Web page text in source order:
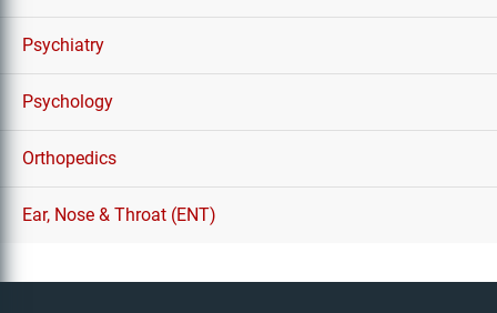
Psychiatry
Psychology
Orthopedics
Ear, Nose & Throat (ENT)